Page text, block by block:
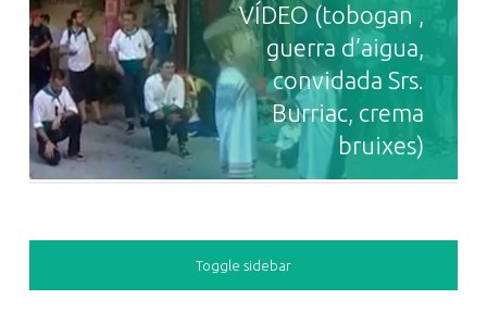
VÍDEO (tobogan ,
guerra d’aigua,
convidada Srs.
Burriac, crema
bruixes)
SIDEBAR
Toggle sidebar